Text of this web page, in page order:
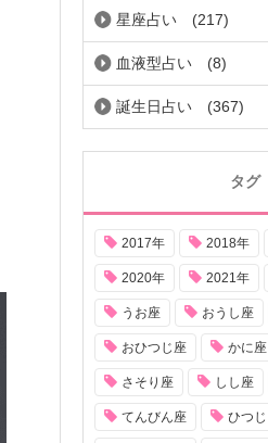
星座占い (217)
血液型占い (8)
誕生日占い (367)
タグ
2017年 2018年
2020年 2021年
うお座 おうし座
おひつじ座 かに座
さそり座 しし座
てんびん座 ひつじ